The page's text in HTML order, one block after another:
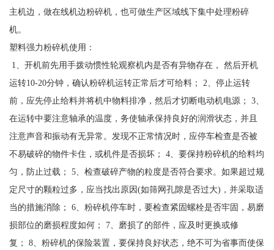
主机边，做在线机边粉碎机，也可做生产区域线下集中处理粉碎
机。
塑料强力粉碎机使用：
1、开机前先用手拨动惯性轮观察机内是否有异物存在， 然后开机
运转10-20分钟，确认粉碎机运转正常后才可给料； 2、停止运转
前，应先停止给料并将机中物料排净，然后才切断电动机电源； 3、
在运转中要注意轴承的温度，务使轴承保持良好的润滑状态，并且
注意声音和振动有无异常。发现不正常情况时，应停车检查是否被
不易破碎的物件卡住，或机件是否损坏； 4、要保持粉碎机的给料均
匀，防止过载； 5、检查破碎产物的粒度是否符合要求。如果超过规
定尺寸的颗粒过多，应当找出原因(如筛网孔隙是否过大)，并采取适
当的措施消除； 6、粉碎机停车时，要检查紧固螺栓是否牢固，易磨
损部位的磨损程度如何； 7、磨损了的部件，应及时更换或修
复； 8、粉碎机的保险装置，要保持良好状态，绝不可为省事而使保